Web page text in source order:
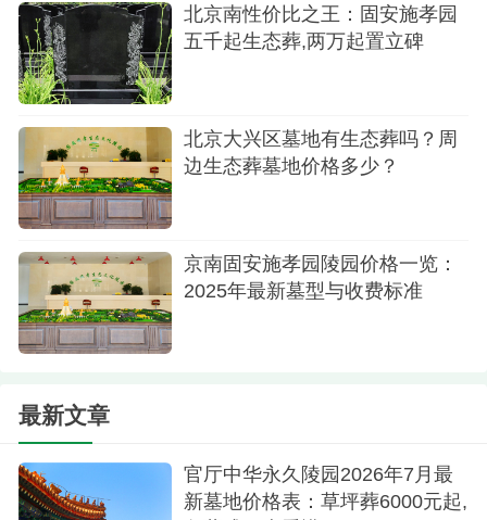
树木为寄托的殡葬方式。它体现了人与自然和谐共
生的理念，同时也为后人留下了一片绿意盎然的纪
念地。在固安施孝园，树葬以其环保、绿色的特
仁堂苑树葬：参考售价为5600元。这种树葬方
式以经济实用为主，逝者的骨灰被安葬在精心挑选
的树木之下，与自然和谐共生，寓意着生命的延续
与自然的回归。
生态树葬：参考售价为15000元。这种树葬方式
设施更加完善，绿化更好，还有白色围栏围起，整
的需求，也体现了对逝者的尊重与怀念。
3.其他特色葬式介绍
北京南性价比之王：固安施孝园
五千起生态葬,两万起置立碑
北京大兴区墓地有生态葬吗？周
边生态葬墓地价格多少？
京南固安施孝园陵园价格一览：
2025年最新墓型与收费标准
最新文章
官厅中华永久陵园2026年7月最
新墓地价格表：草坪葬6000元起,